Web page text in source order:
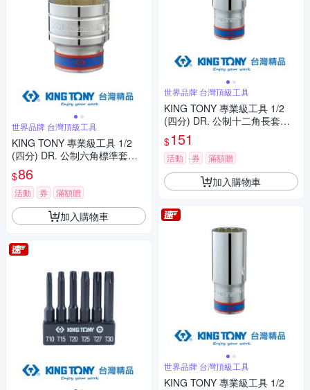
世界品牌 台灣頂級工具
KING TONY 專業級工具 1/2
(四分) DR. 公制六角標準套筒
(16mm/17mm/18mm/19mm)
(4335M)
$86
活動 券 滿額贈
加入購物車
世界品牌 台灣頂級工具
KING TONY 專業級工具 1/2
(四分) DR. 公制十二角長套筒
(15mm/16mm/17mm) (4230
M)
$151
活動 券 滿額贈
加入購物車
世界品牌 台灣頂級工具
KING TONY 專業級工具 1/2